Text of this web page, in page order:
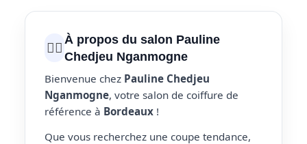
💇‍♀️ À propos du salon Pauline
Chedjeu Nganmogne
Bienvenue chez Pauline Chedjeu
Nganmogne, votre salon de coiffure de
référence à Bordeaux !
Que vous recherchez une coupe tendance,